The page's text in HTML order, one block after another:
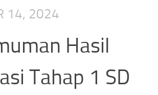
14, 2024
Hasil
Tahap 1 SD